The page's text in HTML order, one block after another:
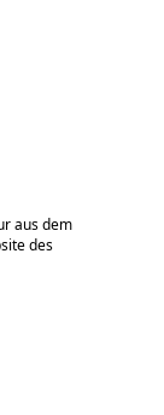
aus dem
des